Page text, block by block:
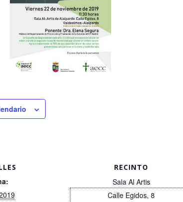
RECINTO
Sala Al Artis
Calle Egidos, 8